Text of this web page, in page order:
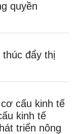
quyền
đẩy thị
cấu kinh tế
kinh tế
triển nông